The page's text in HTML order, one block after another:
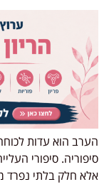
הערב הוא עדות
סיפוריה. סיפורי
אלא חלק בלתי נפרד